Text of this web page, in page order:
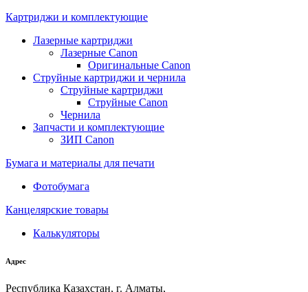
Картриджи и комплектующие
Лазерные картриджи
Лазерные Canon
Оригинальные Canon
Струйные картриджи и чернила
Струйные картриджи
Струйные Canon
Чернила
Запчасти и комплектующие
ЗИП Canon
Бумага и материалы для печати
Фотобумага
Канцелярские товары
Калькуляторы
Адрес
Республика Казахстан, г. Алматы,